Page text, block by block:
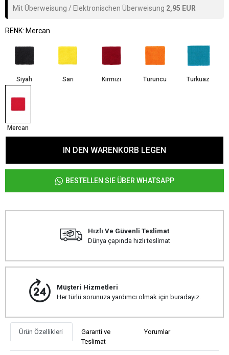
Mit Überweisung / Elektronischen Überweisung 2,95 EUR
RENK: Mercan
Siyah Sarı Kırmızı Turuncu Turkuaz
Mercan
IN DEN WARENKORB LEGEN
BESTELLEN SIE ÜBER WHATSAPP
Hızlı Ve Güvenli Teslimat
Dünya çapında hızlı teslimat
Müşteri Hizmetleri
Her türlü sorunuza yardımcı olmak için buradayız.
Ürün Özellikleri
Garanti ve
Teslimat
Yorumlar